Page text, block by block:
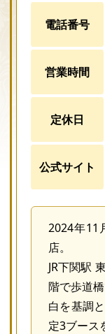
電話番号
営業時間
定休日
公式サイト
2024年11
店。
JR下関駅
階で歩道橋
白を基調
定3ブース